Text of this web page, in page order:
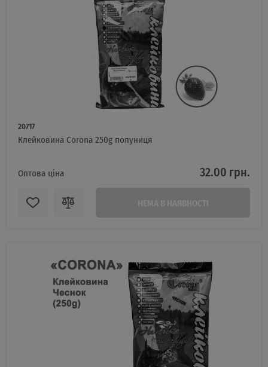
20717
Клейковина Corona 250g полуниця
Оптова ціна 32.00 грн.